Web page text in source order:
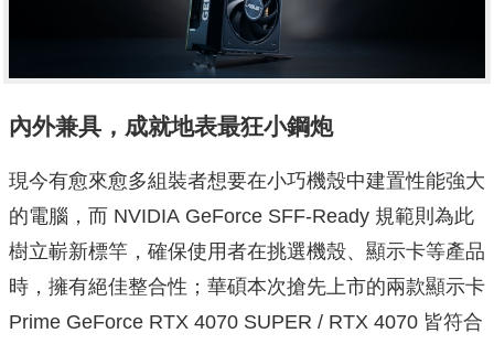
內外兼具，成就地表最狂小鋼炮
現今有愈來愈多組裝者想要在小巧機殼中建置性能強大
的電腦，而 NVIDIA GeForce SFF-Ready 規範則為此
樹立嶄新標竿，確保使用者在挑選機殼、顯示卡等產品
時，擁有絕佳整合性；華碩本次搶先上市的兩款顯示卡
Prime GeForce RTX 4070 SUPER / RTX 4070 皆符合